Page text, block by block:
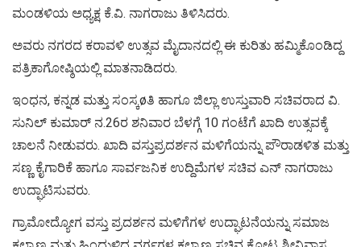
ಮಂಡಳಿಯ ಅಧ್ಯಕ್ಷ ಕೆ.ವಿ. ನಾಗರಾಜು ತಿಳಿಸಿದರು.
ಅವರು ನಗರದ ಕರಾವಳಿ ಉತ್ಸವ ಮೈದಾನದಲ್ಲಿ ಈ ಕುರಿತು ಹಮ್ಮಿಕೊಂಡಿದ್ದ
ಪತ್ರಿಕಾಗೋಷ್ಠಿಯಲ್ಲಿ ಮಾತನಾಡಿದರು.
ಇಂಧನ, ಕನ್ನಡ ಮತ್ತು ಸಂಸ್ಕøತಿ ಹಾಗೂ ಜಿಲ್ಲಾ ಉಸ್ತುವಾರಿ ಸಚಿವರಾದ ವಿ.
ಸುನಿಲ್ ಕುಮಾರ್ ನ.26ರ ಶನಿವಾರ ಬೆಳಗ್ಗೆ 10 ಗಂಟೆಗೆ ಖಾದಿ ಉತ್ಸವಕ್ಕೆ
ಚಾಲನೆ ನೀಡುವರು. ಖಾದಿ ವಸ್ತುಪ್ರದರ್ಶನ ಮಳಿಗೆಯನ್ನು ಪೌರಾಡಳಿತ ಮತ್ತು
ಸಣ್ಣ ಕೈಗಾರಿಕೆ ಹಾಗೂ ಸಾರ್ವಜನಿಕ ಉದ್ದಿಮೆಗಳ ಸಚಿವ ಎನ್ ನಾಗರಾಜು
ಉದ್ಘಾಟಿಸುವರು.
ಗ್ರಾಮೋದ್ಯೋಗ ವಸ್ತು ಪ್ರದರ್ಶನ ಮಳಿಗೆಗಳ ಉದ್ಘಾಟನೆಯನ್ನು ಸಮಾಜ